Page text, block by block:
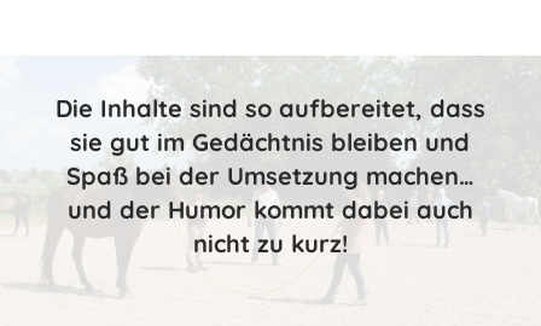
Die Inhalte sind so aufbereitet, dass
sie gut im Gedächtnis bleiben und
Spaß bei der Umsetzung machen…
und der Humor kommt dabei auch
nicht zu kurz!